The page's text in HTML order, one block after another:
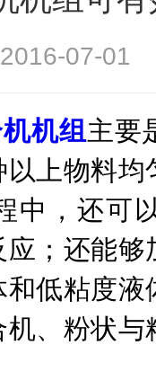
2016-07-
机组 主要
上物料
中，还可
；还能
低粘度
、粉状